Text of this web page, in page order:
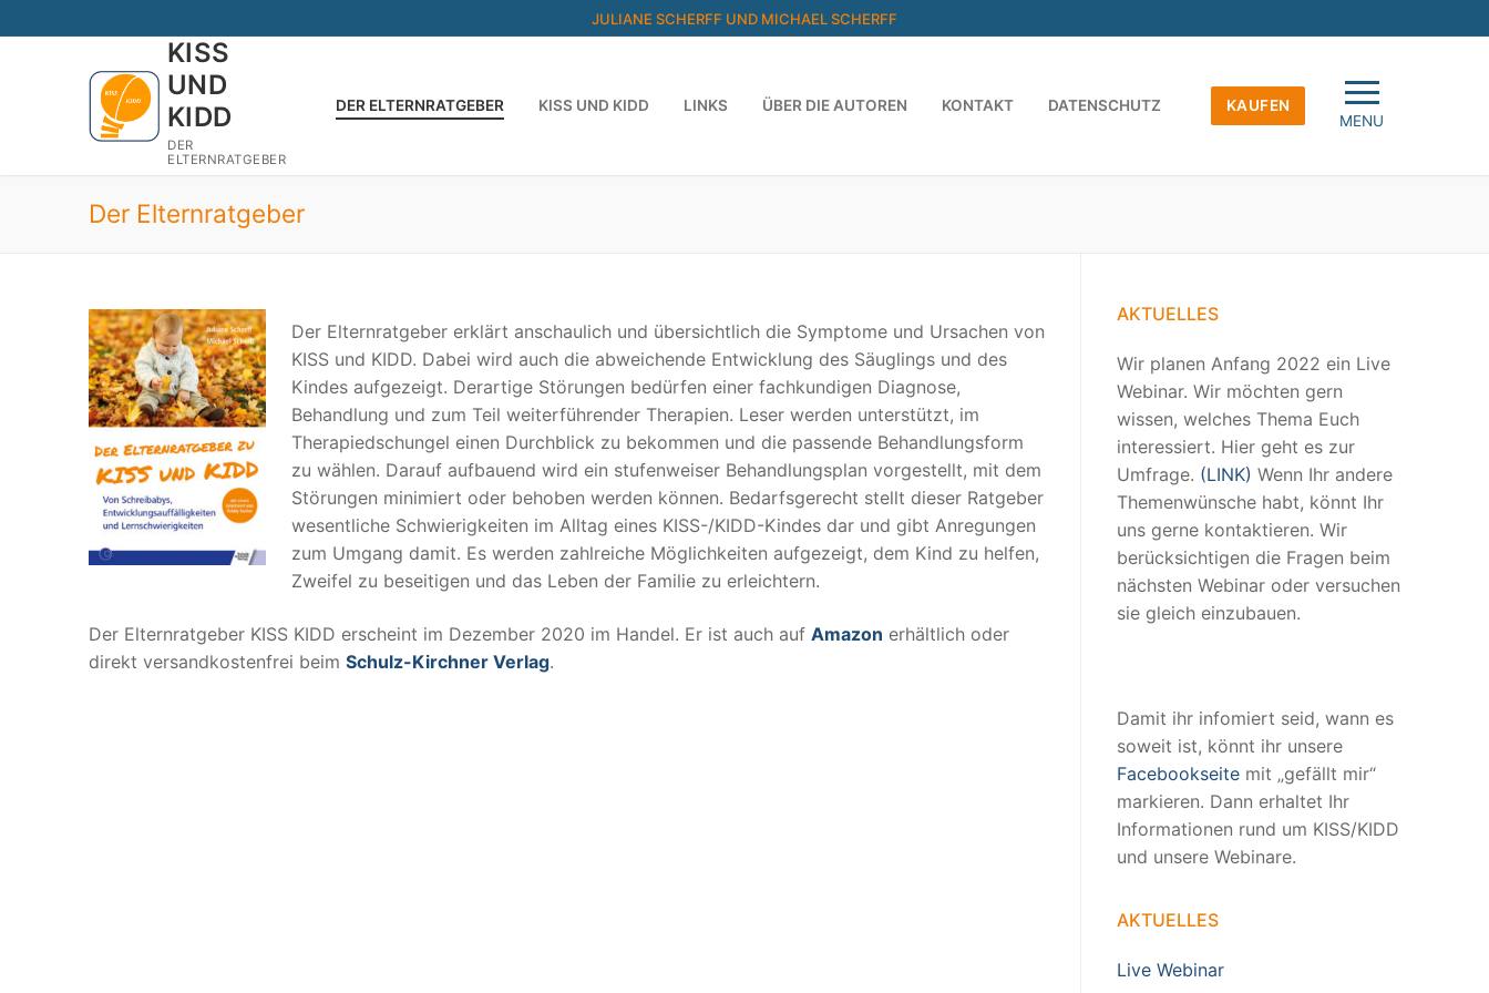
Inhalt
JULIANE SCHERFF UND MICHAEL SCHERFF
KISS
UND
KIDD
DER
ELTERNRATGEBER
DER ELTERNRATGEBER KISS UND KIDD LINKS ÜBER DIE AUTOREN KONTAKT DATENSCHUTZ
KAUFEN
MENU
Der Elternratgeber
Der Elternratgeber erklärt anschaulich und übersichtlich die Symptome und Ursachen von
KISS und KIDD. Dabei wird auch die abweichende Entwicklung des Säuglings und des
Kindes aufgezeigt. Derartige Störungen bedürfen einer fachkundigen Diagnose,
Behandlung und zum Teil weiterführender Therapien. Leser werden unterstützt, im
Therapiedschungel einen Durchblick zu bekommen und die passende Behandlungsform
zu wählen. Darauf aufbauend wird ein stufenweiser Behandlungsplan vorgestellt, mit dem
Störungen minimiert oder behoben werden können. Bedarfsgerecht stellt dieser Ratgeber
wesentliche Schwierigkeiten im Alltag eines KISS-/KIDD-Kindes dar und gibt Anregungen
zum Umgang damit. Es werden zahlreiche Möglichkeiten aufgezeigt, dem Kind zu helfen,
Zweifel zu beseitigen und das Leben der Familie zu erleichtern.
Der Elternratgeber KISS KIDD erscheint im Dezember 2020 im Handel. Er ist auch auf Amazon erhältlich oder
direkt versandkostenfrei beim Schulz-Kirchner Verlag.
AKTUELLES
Wir planen Anfang 2022 ein Live
Webinar. Wir möchten gern
wissen, welches Thema Euch
interessiert. Hier geht es zur
Umfrage. (LINK) Wenn Ihr andere
Themenwünsche habt, könnt Ihr
uns gerne kontaktieren. Wir
berücksichtigen die Fragen beim
nächsten Webinar oder versuchen
sie gleich einzubauen.
Damit ihr infomiert seid, wann es
soweit ist, könnt ihr unsere
Facebookseite mit „gefällt mir“
markieren. Dann erhaltet Ihr
Informationen rund um KISS/KIDD
und unsere Webinare.
AKTUELLES
Live Webinar